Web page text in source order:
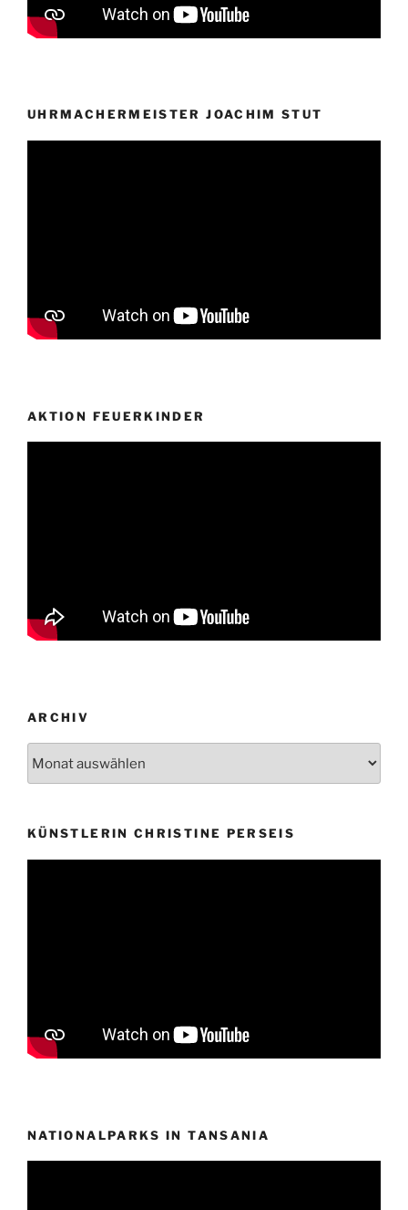
UHRMACHERMEISTER JOACHIM STUT
AKTION FEUERKINDER
ARCHIV
KÜNSTLERIN CHRISTINE PERSEIS
NATIONALPARKS IN TANSANIA